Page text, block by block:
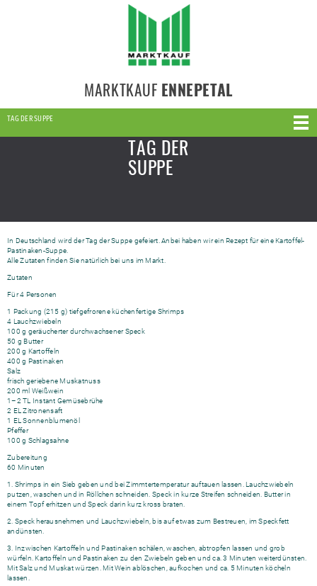
MARKTKAUF ENNEPETAL
TAG DER SUPPE
TAG DER
SUPPE
In Deutschland wird der Tag der Suppe gefeiert. Anbei haben wir ein Rezept für eine Kartoffel-
Pastinaken-Suppe.
Alle Zutaten finden Sie natürlich bei uns im Markt.
Zutaten
Für 4 Personen
1 Packung (215 g) tiefgefrorene küchenfertige Shrimps
4 Lauchzwiebeln
100 g geräucherter durchwachsener Speck
50 g Butter
200 g Kartoffeln
400 g Pastinaken
Salz
frisch geriebene Muskatnuss
200 ml Weißwein
1–2 TL Instant Gemüsebrühe
2 EL Zitronensaft
1 EL Sonnenblumenöl
Pfeffer
100 g Schlagsahne
Zubereitung
60 Minuten
1. Shrimps in ein Sieb geben und bei Zimmtertemperatur auftauen lassen. Lauchzwiebeln
putzen, waschen und in Röllchen schneiden. Speck in kurze Streifen schneiden. Butter in
einem Topf erhitzen und Speck darin kurz kross braten.
2. Speck herausnehmen und Lauchzwiebeln, bis auf etwas zum Bestreuen, im Speckfett
andünsten.
3. Inzwischen Kartoffeln und Pastinaken schälen, waschen, abtropfen lassen und grob
würfeln. Kartoffeln und Pastinaken zu den Zwiebeln geben und ca. 3 Minuten weiterdünsten.
Mit Salz und Muskat würzen. Mit Wein ablöschen, aufkochen und ca. 5 Minuten köcheln
lassen.